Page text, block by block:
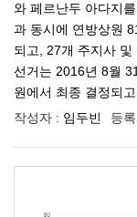
와 페르난두 아다지
과 동시에 연방상원
되고, 27개 주지사
선거는 2016년 8월
원에서 최종 결정되
작성자 : 임두빈 등